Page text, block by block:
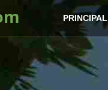
PRINCIPAL